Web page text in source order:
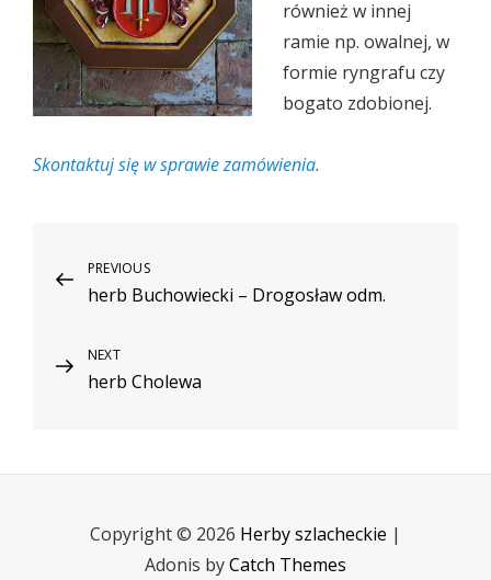
również w innej
ramie np. owalnej, w
formie ryngrafu czy
bogato zdobionej.
Skontaktuj się w sprawie zamówienia.
Nawigacja
wpisu
Previous
Post
PREVIOUS
herb Buchowiecki – Drogosław odm.
Next
Post
NEXT
herb Cholewa
Copyright © 2026 Herby szlacheckie |
Adonis byCatch Themes